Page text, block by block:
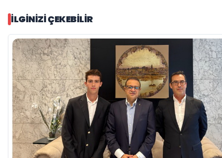
İLGINIZI ÇEKEBILIR